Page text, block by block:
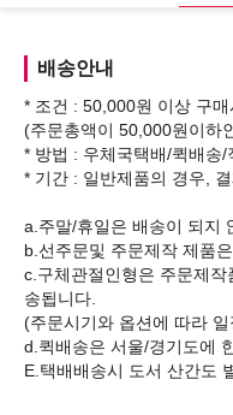
배송안내
* 조건 : 50,000원 이상 구매
(주문총액이 50,000원이하
* 방법 : 우체국택배/퀵배송/
* 기간 : 일반제품의 경우,
a.주말/휴일은 배송이 되지
b.선주문및 주문제작 제품
c.구체관절인형은 주문제
송됩니다.
(주문시기와 옵션에 따라
d.퀵배송은 서울/경기도에